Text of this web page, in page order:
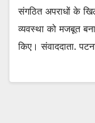
संगठित अपराधों के
व्यवस्था को मजबूत
किए। संवाददाता.